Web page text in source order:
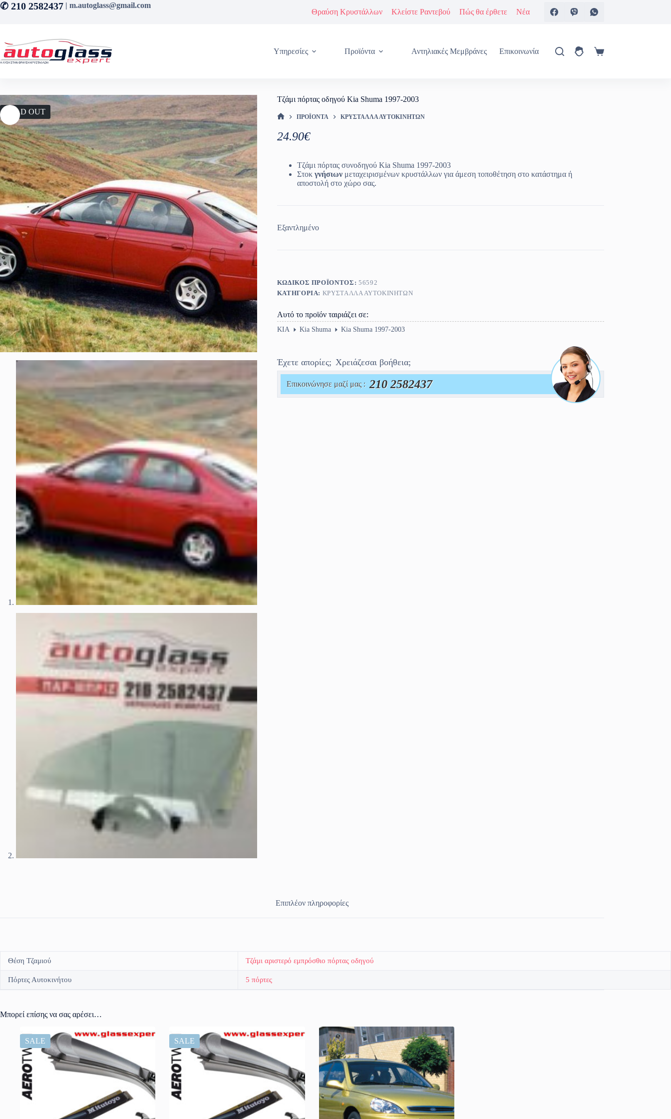
Μετάβαση
στο
✆ 210 2582437 | m.autoglass@gmail.com
Θραύση Κρυστάλλων Κλείστε Ραντεβού Πώς θα έρθετε Νέα
Υπηρεσίες Προϊόντα Αντηλιακές Μεμβράνες Επικοινωνία
Καλάθι
SOLD OUT
Τζάμι πόρτας οδηγού Kia Shuma 1997-2003
ΠΡΟΪΌΝΤΑ ΚΡΎΣΤΑΛΛΑ ΑΥΤΟΚΙΝΉΤΩΝ
24.90€
Τζάμι πόρτας συνοδηγού Kia Shuma 1997-2003
Στοκ γνήσιωνμεταχειρισμένων κρυστάλλων για άμεση τοποθέτηση στο κατάστημα ή
αποστολή στο χώρο σας.
Εξαντλημένο
ΚΩΔΙΚΌΣ ΠΡΟΪΌΝΤΟΣ: 56592
ΚΑΤΗΓΟΡΊΑ: ΚΡΎΣΤΑΛΛΑ ΑΥΤΟΚΙΝΉΤΩΝ
Αυτό το προϊόν ταιριάζει σε:
KIA Kia Shuma Kia Shuma 1997-2003
Έχετε απορίες; Χρειάζεσαι βοήθεια;
Επικοινώνησε μαζί μας : 210 2582437
Επιπλέον πληροφορίες
Θέση Τζαμιού Τζάμι αριστερό εμπρόσθιο πόρτας οδηγού
Πόρτες Αυτοκινήτου 5 πόρτες
Μπορεί επίσης να σας αρέσει…
SALE SALE